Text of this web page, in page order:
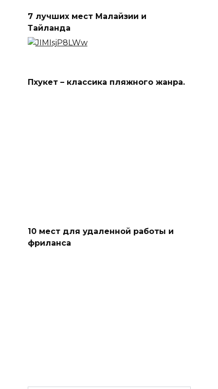
7 лучших мест Малайзии и
Тайланда
Пхукет – классика пляжного жанра.
10 мест для удаленной работы и
фриланса